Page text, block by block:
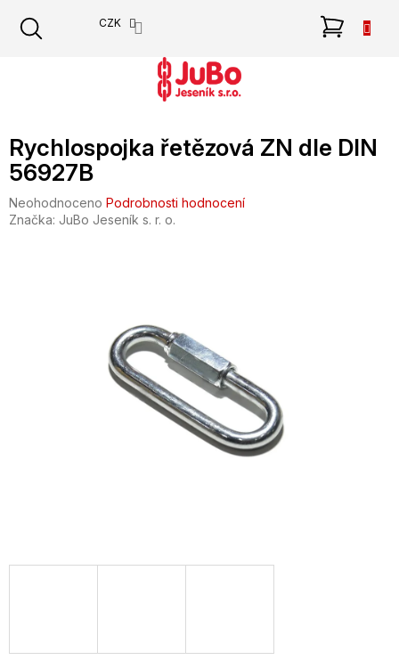
obsah
CZK
Rychlospojka řetězová ZN dle DIN
56927B
Průměrné
hodnocení
Neohodnoceno Podrobnosti hodnocení
Značka: JuBo Jeseník s. r. o.